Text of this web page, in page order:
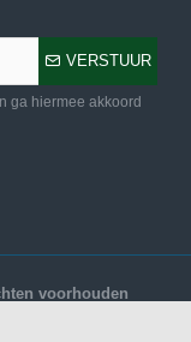
VERSTUUR
ga hiermee akkoord
voorhouden